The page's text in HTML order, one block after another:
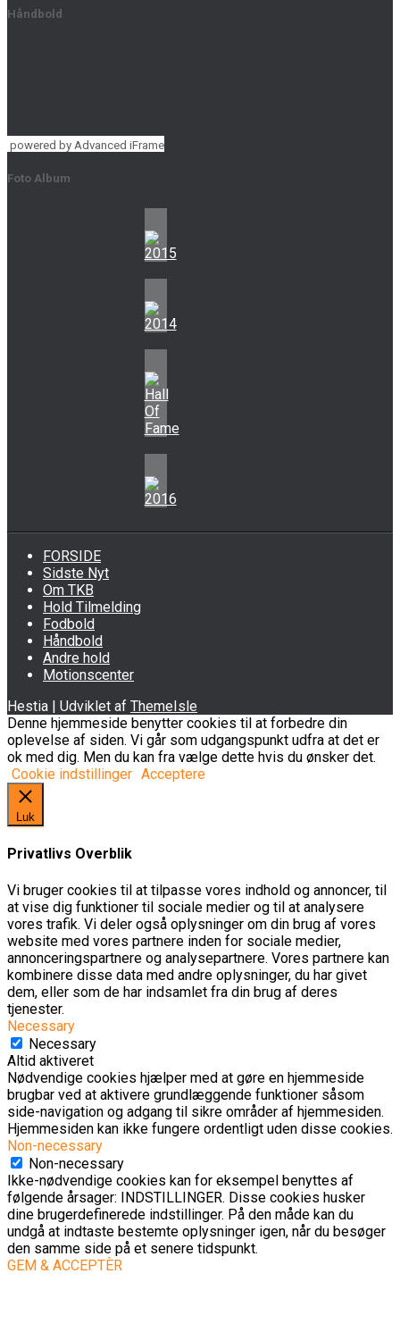
Håndbold
powered by Advanced iFrame
Foto Album
FORSIDE
Sidste Nyt
Om TKB
Hold Tilmelding
Fodbold
Håndbold
Andre hold
Motionscenter
Hestia | Udviklet af ThemeIsle
Denne hjemmeside benytter cookies til at forbedre din
oplevelse af siden. Vi går som udgangspunkt udfra at det er
ok med dig. Men du kan fra vælge dette hvis du ønsker det.
Cookie indstillinger Acceptere
Luk
Privatlivs Overblik
Vi bruger cookies til at tilpasse vores indhold og annoncer, til
at vise dig funktioner til sociale medier og til at analysere
vores trafik. Vi deler også oplysninger om din brug af vores
website med vores partnere inden for sociale medier,
annonceringspartnere og analysepartnere. Vores partnere kan
kombinere disse data med andre oplysninger, du har givet
dem, eller som de har indsamlet fra din brug af deres
tjenester.
Necessary
Necessary
Altid aktiveret
Nødvendige cookies hjælper med at gøre en hjemmeside
brugbar ved at aktivere grundlæggende funktioner såsom
side-navigation og adgang til sikre områder af hjemmesiden.
Hjemmesiden kan ikke fungere ordentligt uden disse cookies.
Non-necessary
Non-necessary
Ikke-nødvendige cookies kan for eksempel benyttes af
følgende årsager: INDSTILLINGER. Disse cookies husker
dine brugerdefinerede indstillinger. På den måde kan du
undgå at indtaste bestemte oplysninger igen, når du besøger
den samme side på et senere tidspunkt.
GEM & ACCEPTÈR